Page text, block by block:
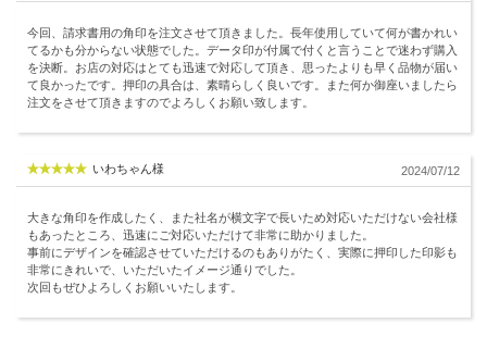
今回、請求書用の角印を注文させて頂きました。長年使用していて何が書かれい
てるかも分からない状態でした。データ印が付属で付くと言うことで迷わず購入
を決断。お店の対応はとても迅速で対応して頂き、思ったよりも早く品物が届い
て良かったです。押印の具合は、素晴らしく良いです。また何か御座いましたら
注文をさせて頂きますのでよろしくお願い致します。
いわちゃん様 2024/07/12
大きな角印を作成したく、また社名が横文字で長いため対応いただけない会社様
もあったところ、迅速にご対応いただけて非常に助かりました。
事前にデザインを確認させていただけるのもありがたく、実際に押印した印影も
非常にきれいで、いただいたイメージ通りでした。
次回もぜひよろしくお願いいたします。